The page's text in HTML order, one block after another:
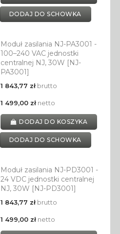
DODAJ DO SCHOWKA
Moduł zasilania NJ-PA3001 -
100–240 VAC jednostki
centralnej NJ, 30W [NJ-
PA3001]
1 843,77 złbrutto
1 499,00 złnetto
DODAJ DO KOSZYKA
DODAJ DO SCHOWKA
Moduł zasilania NJ-PD3001 -
24 VDC jednostki centralnej
NJ, 30W [NJ-PD3001]
1 843,77 złbrutto
1 499,00 złnetto